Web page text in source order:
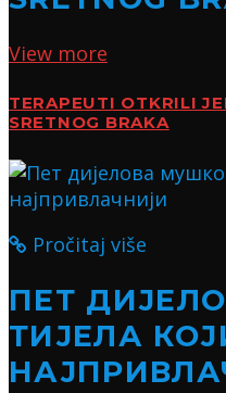
View more
TERAPEUTI OTKRILI
SRETNOG BRAKA
Pročitaj više
ПЕТ
ТИЈЕЛА